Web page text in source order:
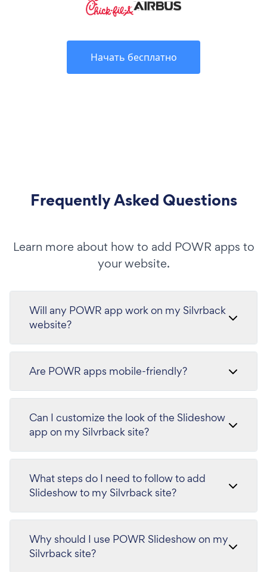
Начать бесплатно
Frequently Asked Questions
Learn more about how to add POWR apps to
your website.
Will any POWR app work on my Silvrback
website?
Are POWR apps mobile-friendly?
Can I customize the look of the Slideshow
app on my Silvrback site?
What steps do I need to follow to add
Slideshow to my Silvrback site?
Why should I use POWR Slideshow on my
Silvrback site?